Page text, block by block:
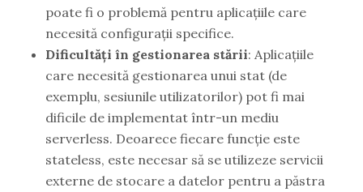
poate fi o problemă pentru aplicațiile care
necesită configurații specifice.
Dificultăți în gestionarea stării: Aplicațiile
care necesită gestionarea unui stat (de
exemplu, sesiunile utilizatorilor) pot fi mai
dificile de implementat într-un mediu
serverless. Deoarece fiecare funcție este
stateless, este necesar să se utilizeze servicii
externe de stocare a datelor pentru a păstra